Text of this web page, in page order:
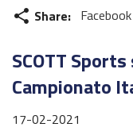
share Share: Facebook
SCOTT
Campionato
17-02-2021